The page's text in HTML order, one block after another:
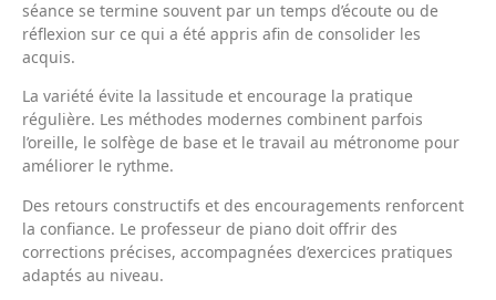
séance se termine souvent par un temps d’écoute ou de
réflexion sur ce qui a été appris afin de consolider les
acquis.
La variété évite la lassitude et encourage la pratique
régulière. Les méthodes modernes combinent parfois
l’oreille, le solfège de base et le travail au métronome pour
améliorer le rythme.
Des retours constructifs et des encouragements renforcent
la confiance. Le professeur de piano doit offrir des
corrections précises, accompagnées d’exercices pratiques
adaptés au niveau.